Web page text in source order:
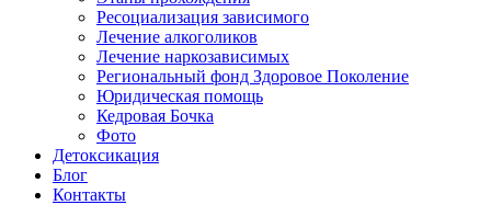
Ресоциализация зависимого
Лечение алкоголиков
Лечение наркозависимых
Региональный фонд Здоровое Поколение
Юридическая помощь
Кедровая Бочка
Фото
Детоксикация
Блог
Контакты